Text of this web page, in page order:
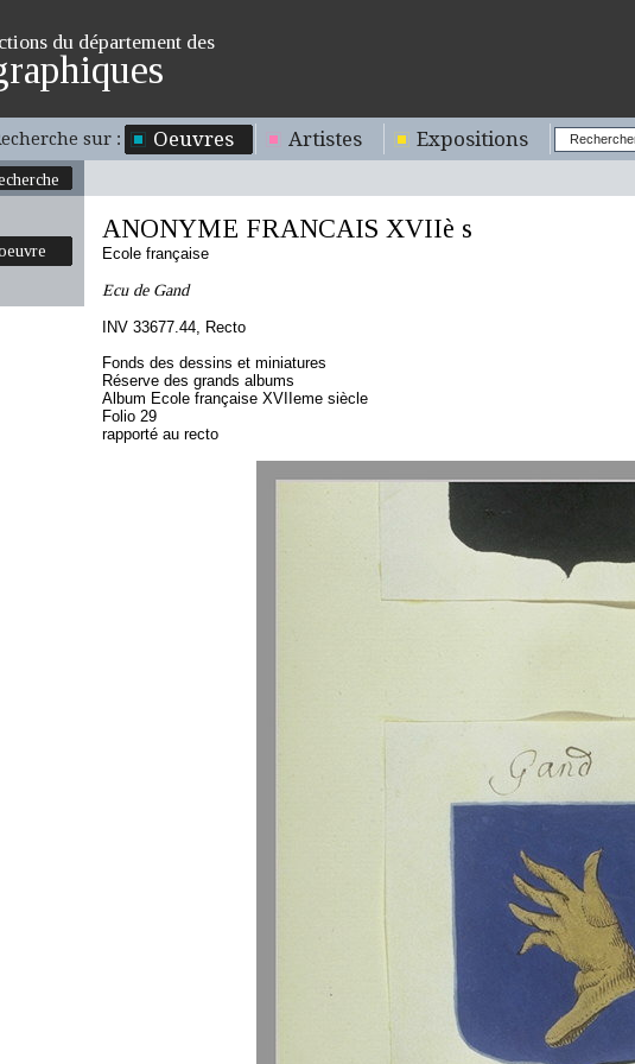
du département des
sur : Oeuvres Artistes Expositions
ANONYME FRANCAIS XVIIè s
Ecole française
Ecu de Gand
INV 33677.44, Recto
Fonds des dessins et miniatures
Réserve des grands albums
Album Ecole française XVIIeme siècle
Folio 29
rapporté au recto